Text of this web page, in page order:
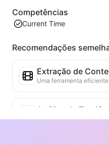
Competências
Current Time
Recomendações
Extração de
Análise de